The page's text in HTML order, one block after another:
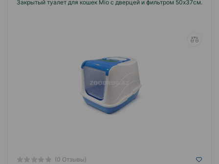
Закрытый туалет для кошек Mio с дверцей и фильтром 50x37см.
(0 Отзывы)